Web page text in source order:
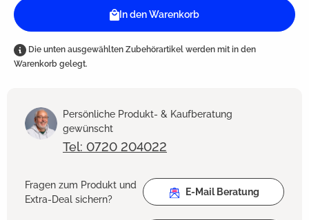
In den Warenkorb
Die unten ausgewählten Zubehörartikel werden mit in den
Warenkorb gelegt.
Persönliche Produkt- & Kaufberatung
gewünscht
Tel: 0720 204022
Fragen zum Produkt und
Extra-Deal sichern?
E-Mail Beratung